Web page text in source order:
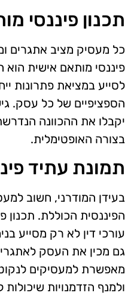
תכנון פיננסי
כל מעסיק מציב אתגרים
פיננסי מותאם אישית הוא
לסייע במציאת פתרונות
הספציפיים של כל עסק.
יקבלו את ההכוונה
בצורה האופטימלית.
תמונת עתיד
בעידן המודרני, חשוב
הפיננסית הכוללת. תכנון
עורכי דין לא רק מסייע
גם מכין את העסק
מאפשרת למעסיקים
ולמנף הזדמנויות